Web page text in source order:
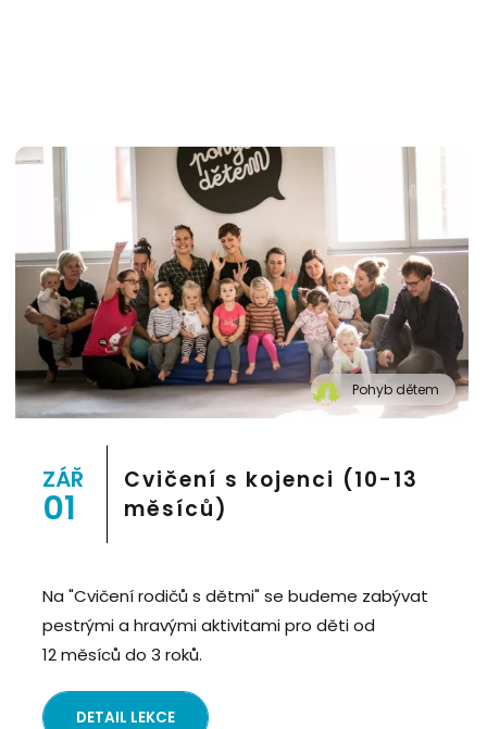
Pohyb dětem
ZÁŘ
01
Cvičení s kojenci (10-13
měsíců)
Na "Cvičení rodičů s dětmi" se budeme zabývat
pestrými a hravými aktivitami pro děti od
12 měsíců do 3 roků.
DETAIL LEKCE